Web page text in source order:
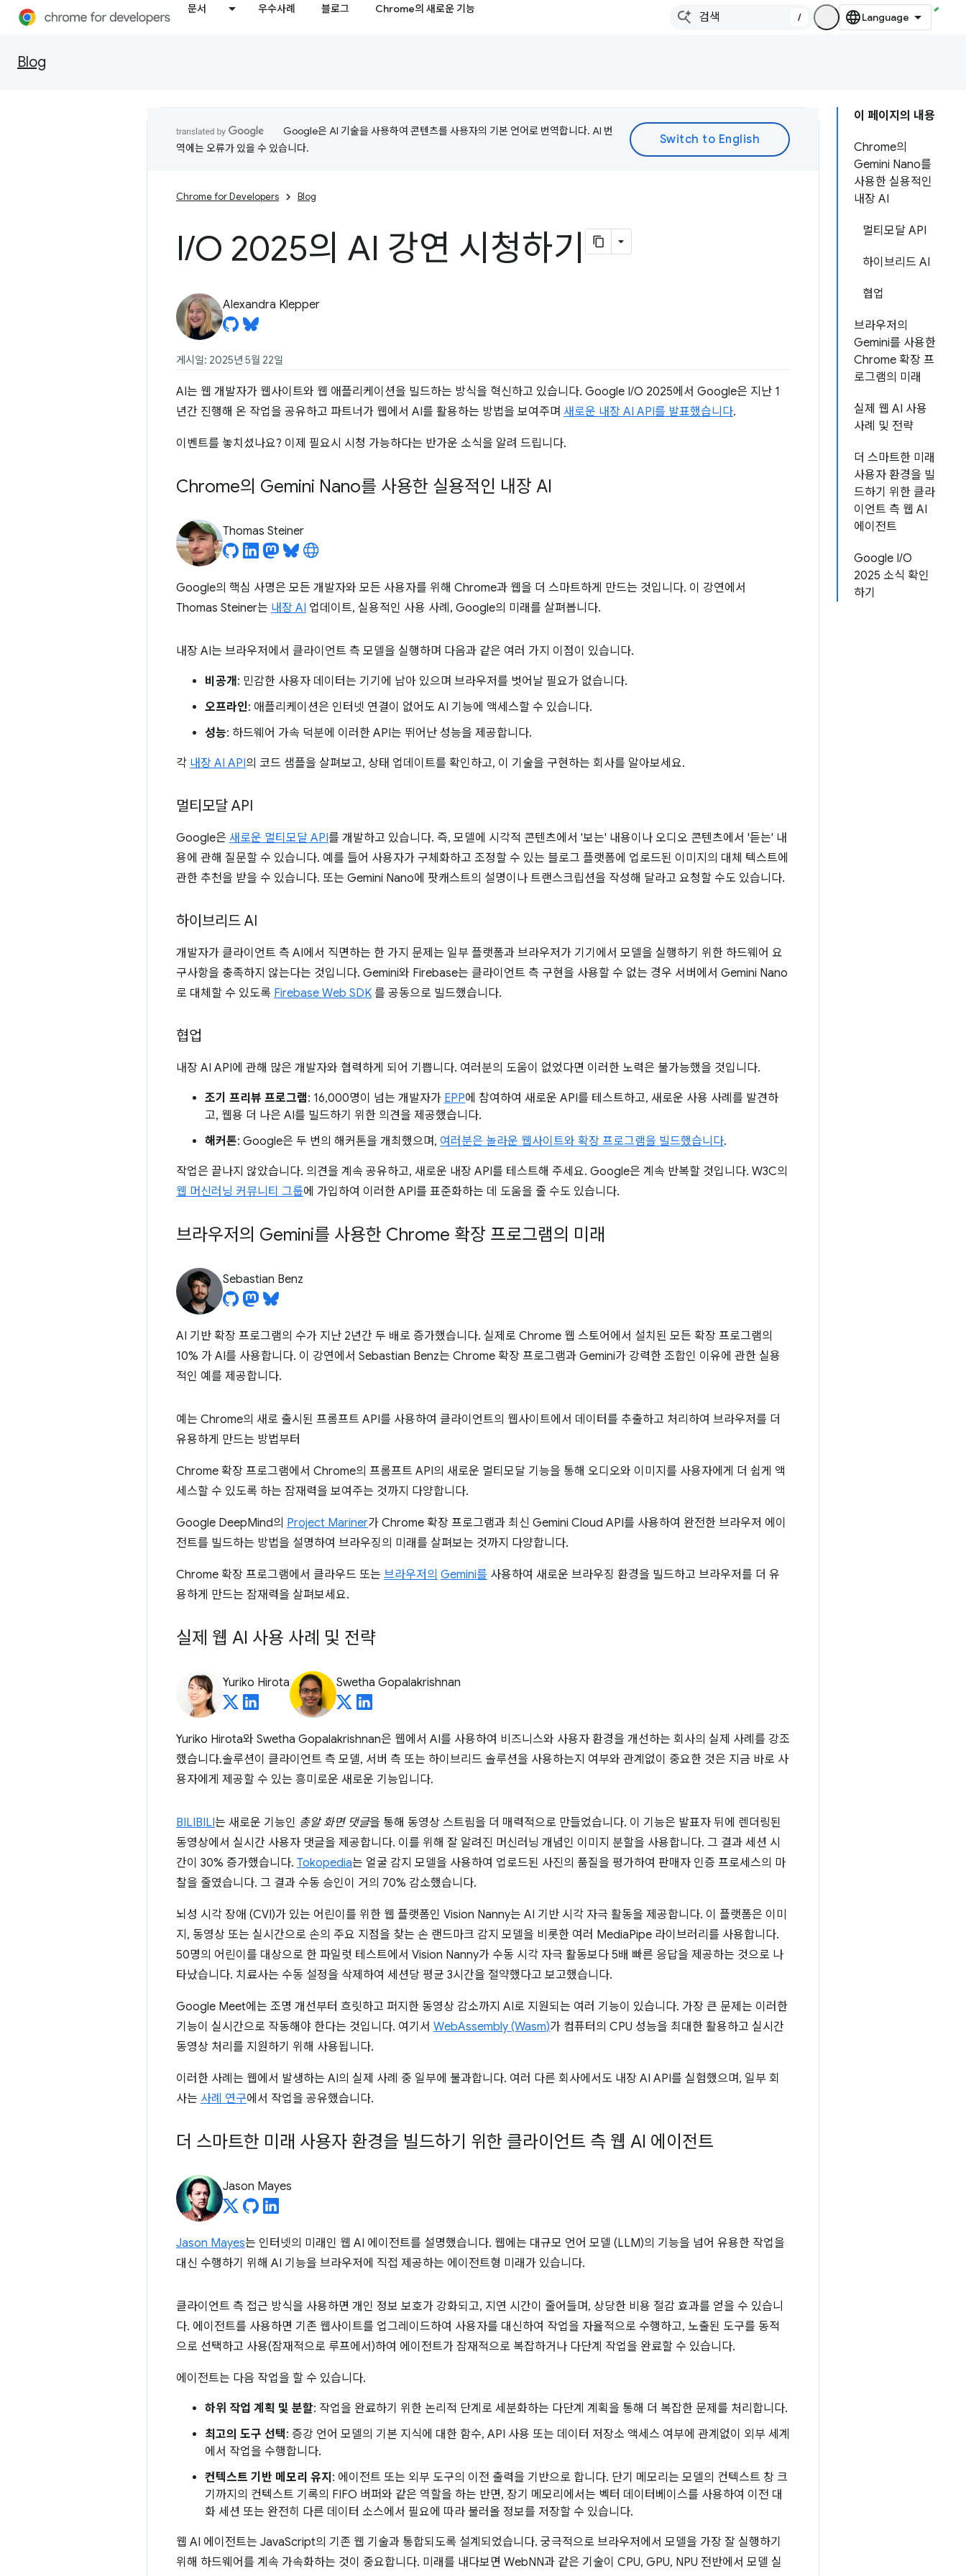
문서 우수사례 블로그 Chrome의 새로운 기능
/
Blog
이 페이지의 내용
Chrome의
Gemini Nano를
사용한 실용적인
내장 AI
멀티모달 API
하이브리드 AI
협업
브라우저의
Gemini를 사용한
Chrome 확장 프
로그램의 미래
실제 웹 AI 사용
사례 및 전략
더 스마트한 미래
사용자 환경을 빌
드하기 위한 클라
이언트 측 웹 AI
에이전트
Google I/O
2025 소식 확인
하기
Google은 AI 기술을 사용하여 콘텐츠를 사용자의 기본 언어로 번역합니다. AI 번
역에는 오류가 있을 수 있습니다.
Chrome for Developers Blog
I/O 2025의 AI 강연 시청하기
Alexandra Klepper
게시일: 2025년 5월 22일
AI는 웹 개발자가 웹사이트와 웹 애플리케이션을 빌드하는 방식을 혁신하고 있습니다. Google I/O 2025에서 Google은 지난 1
년간 진행해 온 작업을 공유하고 파트너가 웹에서 AI를 활용하는 방법을 보여주며 새로운 내장 AI API를 발표했습니다.
이벤트를 놓치셨나요? 이제 필요시 시청 가능하다는 반가운 소식을 알려 드립니다.
Chrome의 Gemini Nano를 사용한 실용적인 내장 AI
Thomas Steiner
Google의 핵심 사명은 모든 개발자와 모든 사용자를 위해 Chrome과 웹을 더 스마트하게 만드는 것입니다. 이 강연에서
Thomas Steiner는 내장 AI 업데이트, 실용적인 사용 사례, Google의 미래를 살펴봅니다.
내장 AI는 브라우저에서 클라이언트 측 모델을 실행하며 다음과 같은 여러 가지 이점이 있습니다.
비공개 : 민감한 사용자 데이터는 기기에 남아 있으며 브라우저를 벗어날 필요가 없습니다.
오프라인: 애플리케이션은 인터넷 연결이 없어도 AI 기능에 액세스할 수 있습니다.
성능: 하드웨어 가속 덕분에 이러한 API는 뛰어난 성능을 제공합니다.
각 내장 AI API의 코드 샘플을 살펴보고, 상태 업데이트를 확인하고, 이 기술을 구현하는 회사를 알아보세요.
멀티모달 API
Google은 새로운 멀티모달 API를 개발하고 있습니다. 즉, 모델에 시각적 콘텐츠에서 '보는' 내용이나 오디오 콘텐츠에서 '듣는' 내
용에 관해 질문할 수 있습니다. 예를 들어 사용자가 구체화하고 조정할 수 있는 블로그 플랫폼에 업로드된 이미지의 대체 텍스트에
관한 추천을 받을 수 있습니다. 또는 Gemini Nano에 팟캐스트의 설명이나 트랜스크립션을 작성해 달라고 요청할 수도 있습니다.
하이브리드 AI
개발자가 클라이언트 측 AI에서 직면하는 한 가지 문제는 일부 플랫폼과 브라우저가 기기에서 모델을 실행하기 위한 하드웨어 요
구사항을 충족하지 않는다는 것입니다. Gemini와 Firebase는 클라이언트 측 구현을 사용할 수 없는 경우 서버에서 Gemini Nano
로 대체할 수 있도록 Firebase Web SDK 를 공동으로 빌드했습니다.
협업
내장 AI API에 관해 많은 개발자와 협력하게 되어 기쁩니다. 여러분의 도움이 없었다면 이러한 노력은 불가능했을 것입니다.
조기 프리뷰 프로그램: 16,000명이 넘는 개발자가 EPP에 참여하여 새로운 API를 테스트하고, 새로운 사용 사례를 발견하
고, 웹용 더 나은 AI를 빌드하기 위한 의견을 제공했습니다.
해커톤: Google은 두 번의 해커톤을 개최했으며, 여러분은 놀라운 웹사이트와 확장 프로그램을 빌드했습니다.
작업은 끝나지 않았습니다. 의견을 계속 공유하고, 새로운 내장 API를 테스트해 주세요. Google은 계속 반복할 것입니다. W3C의
웹 머신러닝 커뮤니티 그룹에 가입하여 이러한 API를 표준화하는 데 도움을 줄 수도 있습니다.
브라우저의 Gemini를 사용한 Chrome 확장 프로그램의 미래
Sebastian Benz
AI 기반 확장 프로그램의 수가 지난 2년간 두 배로 증가했습니다. 실제로 Chrome 웹 스토어에서 설치된 모든 확장 프로그램의
10% 가 AI를 사용합니다. 이 강연에서 Sebastian Benz는 Chrome 확장 프로그램과 Gemini가 강력한 조합인 이유에 관한 실용
적인 예를 제공합니다.
예는 Chrome의 새로 출시된 프롬프트 API를 사용하여 클라이언트의 웹사이트에서 데이터를 추출하고 처리하여 브라우저를 더
유용하게 만드는 방법부터
Chrome 확장 프로그램에서 Chrome의 프롬프트 API의 새로운 멀티모달 기능을 통해 오디오와 이미지를 사용자에게 더 쉽게 액
세스할 수 있도록 하는 잠재력을 보여주는 것까지 다양합니다.
Google DeepMind의 Project Mariner가 Chrome 확장 프로그램과 최신 Gemini Cloud API를 사용하여 완전한 브라우저 에이
전트를 빌드하는 방법을 설명하여 브라우징의 미래를 살펴보는 것까지 다양합니다.
Chrome 확장 프로그램에서 클라우드 또는 브라우저의 Gemini를 사용하여 새로운 브라우징 환경을 빌드하고 브라우저를 더 유
용하게 만드는 잠재력을 살펴보세요.
실제 웹 AI 사용 사례 및 전략
Yuriko Hirota Swetha Gopalakrishnan
Yuriko Hirota와 Swetha Gopalakrishnan은 웹에서 AI를 사용하여 비즈니스와 사용자 환경을 개선하는 회사의 실제 사례를 강조
했습니다.솔루션이 클라이언트 측 모델, 서버 측 또는 하이브리드 솔루션을 사용하는지 여부와 관계없이 중요한 것은 지금 바로 사
용자에게 제공할 수 있는 흥미로운 새로운 기능입니다.
BILIBILI는 새로운 기능인 총알 화면 댓글을 통해 동영상 스트림을 더 매력적으로 만들었습니다. 이 기능은 발표자 뒤에 렌더링된
동영상에서 실시간 사용자 댓글을 제공합니다. 이를 위해 잘 알려진 머신러닝 개념인 이미지 분할을 사용합니다. 그 결과 세션 시
간이 30% 증가했습니다. Tokopedia는 얼굴 감지 모델을 사용하여 업로드된 사진의 품질을 평가하여 판매자 인증 프로세스의 마
찰을 줄였습니다. 그 결과 수동 승인이 거의 70% 감소했습니다.
뇌성 시각 장애 (CVI)가 있는 어린이를 위한 웹 플랫폼인 Vision Nanny는 AI 기반 시각 자극 활동을 제공합니다. 이 플랫폼은 이미
지, 동영상 또는 실시간으로 손의 주요 지점을 찾는 손 랜드마크 감지 모델을 비롯한 여러 MediaPipe 라이브러리를 사용합니다.
50명의 어린이를 대상으로 한 파일럿 테스트에서 Vision Nanny가 수동 시각 자극 활동보다 5배 빠른 응답을 제공하는 것으로 나
타났습니다. 치료사는 수동 설정을 삭제하여 세션당 평균 3시간을 절약했다고 보고했습니다.
Google Meet에는 조명 개선부터 흐릿하고 퍼지한 동영상 감소까지 AI로 지원되는 여러 기능이 있습니다. 가장 큰 문제는 이러한
기능이 실시간으로 작동해야 한다는 것입니다. 여기서 WebAssembly (Wasm)가 컴퓨터의 CPU 성능을 최대한 활용하고 실시간
동영상 처리를 지원하기 위해 사용됩니다.
이러한 사례는 웹에서 발생하는 AI의 실제 사례 중 일부에 불과합니다. 여러 다른 회사에서도 내장 AI API를 실험했으며, 일부 회
사는 사례 연구에서 작업을 공유했습니다.
더 스마트한 미래 사용자 환경을 빌드하기 위한 클라이언트 측 웹 AI 에이전트
Jason Mayes
Jason Mayes는 인터넷의 미래인 웹 AI 에이전트를 설명했습니다. 웹에는 대규모 언어 모델 (LLM)의 기능을 넘어 유용한 작업을
대신 수행하기 위해 AI 기능을 브라우저에 직접 제공하는 에이전트형 미래가 있습니다.
클라이언트 측 접근 방식을 사용하면 개인 정보 보호가 강화되고, 지연 시간이 줄어들며, 상당한 비용 절감 효과를 얻을 수 있습니
다. 에이전트를 사용하면 기존 웹사이트를 업그레이드하여 사용자를 대신하여 작업을 자율적으로 수행하고, 노출된 도구를 동적
으로 선택하고 사용(잠재적으로 루프에서)하여 에이전트가 잠재적으로 복잡하거나 다단계 작업을 완료할 수 있습니다.
에이전트는 다음 작업을 할 수 있습니다.
하위 작업 계획 및 분할: 작업을 완료하기 위한 논리적 단계로 세분화하는 다단계 계획을 통해 더 복잡한 문제를 처리합니다.
최고의 도구 선택: 증강 언어 모델의 기본 지식에 대한 함수, API 사용 또는 데이터 저장소 액세스 여부에 관계없이 외부 세계
에서 작업을 수행합니다.
컨텍스트 기반 메모리 유지 : 에이전트 또는 외부 도구의 이전 출력을 기반으로 합니다. 단기 메모리는 모델의 컨텍스트 창 크
기까지의 컨텍스트 기록의 FIFO 버퍼와 같은 역할을 하는 반면, 장기 메모리에서는 벡터 데이터베이스를 사용하여 이전 대
화 세션 또는 완전히 다른 데이터 소스에서 필요에 따라 불러올 정보를 저장할 수 있습니다.
웹 AI 에이전트는 JavaScript의 기존 웹 기술과 통합되도록 설계되었습니다. 궁극적으로 브라우저에서 모델을 가장 잘 실행하기
위해 하드웨어를 계속 가속화하는 것이 중요합니다. 미래를 내다보면 WebNN과 같은 기술이 CPU, GPU, NPU 전반에서 모델 실